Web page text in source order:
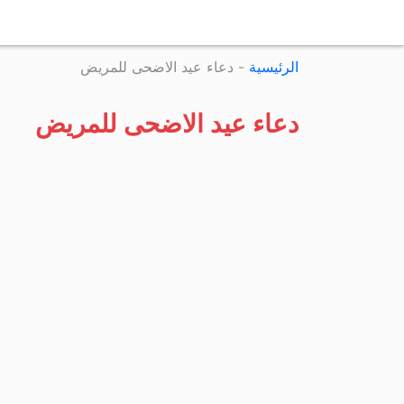
الرئيسية - دعاء عيد الاضحى للمريض
دعاء عيد الاضحى للمريض